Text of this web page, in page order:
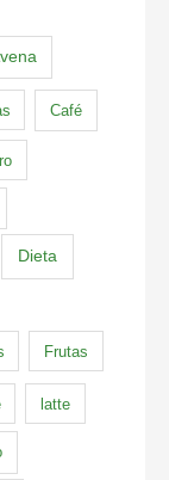
Café
Dieta
Frutas
latte